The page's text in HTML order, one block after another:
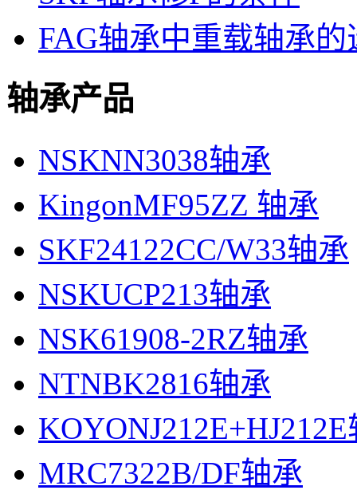
FAG轴承中重载轴承
轴承产品
NSKNN3038轴承
KingonMF95ZZ 轴承
SKF24122CC/W33轴承
NSKUCP213轴承
NSK61908-2RZ轴承
NTNBK2816轴承
MRC7322B/DF轴承